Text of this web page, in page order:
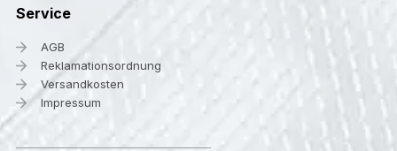
Service
AGB
Reklamationsordnung
Versandkosten
Impressum